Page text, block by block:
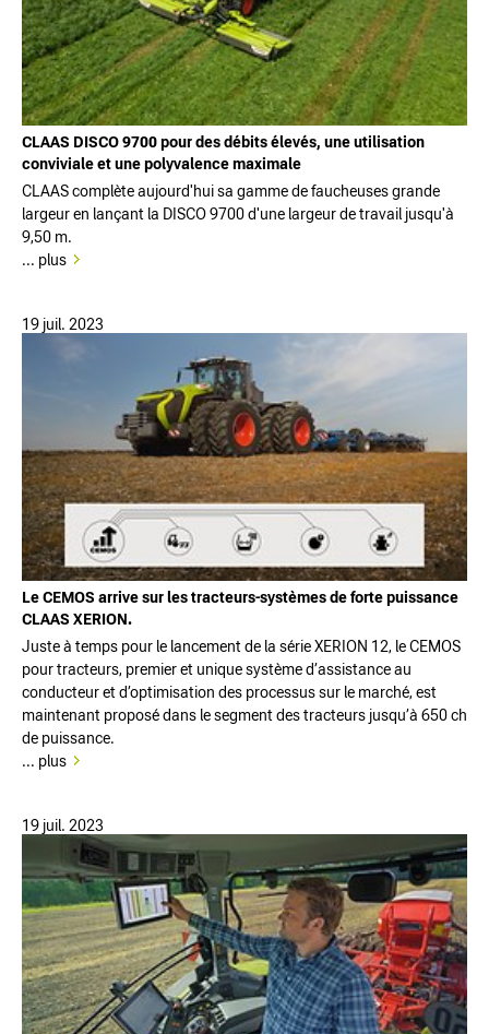
CLAAS DISCO 9700 pour des débits élevés, une utilisation
conviviale et une polyvalence maximale
CLAAS complète aujourd'hui sa gamme de faucheuses grande
largeur en lançant la DISCO 9700 d'une largeur de travail jusqu'à
9,50 m.
... plus
19 juil. 2023
Le CEMOS arrive sur les tracteurs-systèmes de forte puissance
CLAAS XERION.
Juste à temps pour le lancement de la série XERION 12, le CEMOS
pour tracteurs, premier et unique système d’assistance au
conducteur et d’optimisation des processus sur le marché, est
maintenant proposé dans le segment des tracteurs jusqu’à 650 ch
de puissance.
... plus
19 juil. 2023